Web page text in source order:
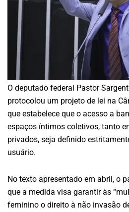
O deputado federal Pastor
protocolou um projeto de lei na
que estabelece que o acesso a
espaços íntimos coletivos, tanto
privados, seja definido
usuário.
No texto apresentado em abril, o
que a medida visa garantir às
feminino o direito à não invasão